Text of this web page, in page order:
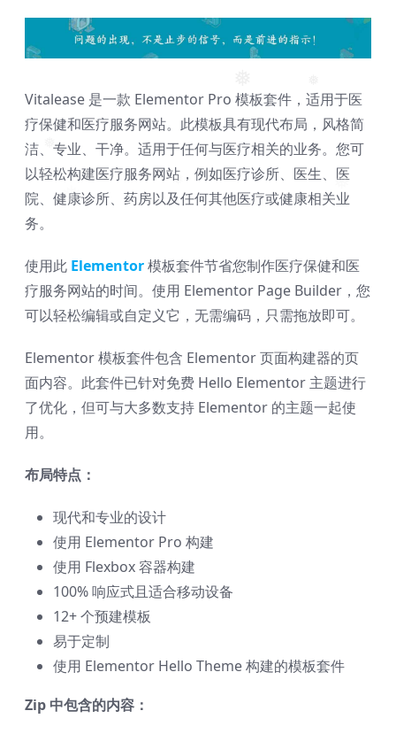
❅
❅
❅
❅
❅
❅
❅
Vitalease 是一款 Elementor Pro 模板套件，适用于医
疗保健和医疗服务网站。此模板具有现代布局，风格简
洁、专业、干净。适用于任何与医疗相关的业务。您可
以轻松构建医疗服务网站，例如医疗诊所、医生、医
院、健康诊所、药房以及任何其他医疗或健康相关业
务。
使用此 Elementor模板套件节省您制作医疗保健和医
疗服务网站的时间。使用 Elementor Page Builder，您
可以轻松编辑或自定义它，无需编码，只需拖放即可。
Elementor 模板套件包含 Elementor 页面构建器的页
面内容。此套件已针对免费 Hello Elementor 主题进行
了优化，但可与大多数支持 Elementor 的主题一起使
用。
布局特点：
现代和专业的设计
使用 Elementor Pro 构建
使用 Flexbox 容器构建
100% 响应式且适合移动设备
12+ 个预建模板
易于定制
使用 Elementor Hello Theme 构建的模板套件
Zip 中包含的内容：